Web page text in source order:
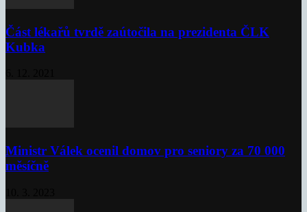
Část lékařů tvrdě zaútočila na prezidenta ČLK
Kubka
Ministr Válek ocenil domov pro seniory za 70 000
měsíčně